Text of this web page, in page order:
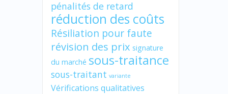
pénalités de retard
réduction des coûts
Résiliation pour faute
révision des prix signature
du marché sous-traitance
sous-traitant variante
Vérifications qualitatives